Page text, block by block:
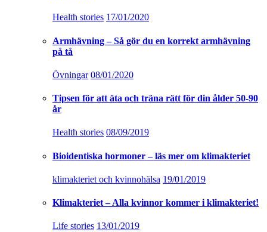
Health stories 17/01/2020
Armhävning – Så gör du en korrekt armhävning
på tå
Övningar 08/01/2020
Tipsen för att äta och träna rätt för din ålder 50-90
år
Health stories 08/09/2019
Bioidentiska hormoner – läs mer om klimakteriet
klimakteriet och kvinnohälsa 19/01/2019
Klimakteriet – Alla kvinnor kommer i klimakteriet!
Life stories 13/01/2019